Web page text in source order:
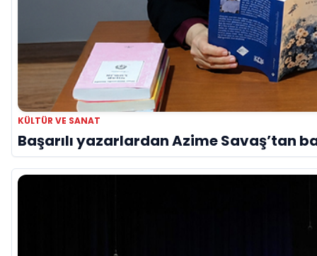
KÜLTÜR VE SANAT
Başarılı yazarlardan Azime Savaş’tan